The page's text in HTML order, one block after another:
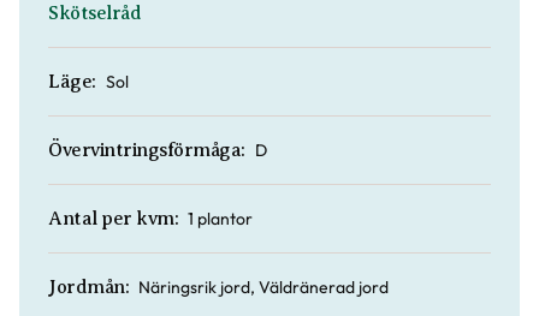
Skötselråd
Läge: Sol
Övervintringsförmåga: D
Antal per kvm: 1 plantor
Jordmån: Näringsrik jord, Väldränerad jord